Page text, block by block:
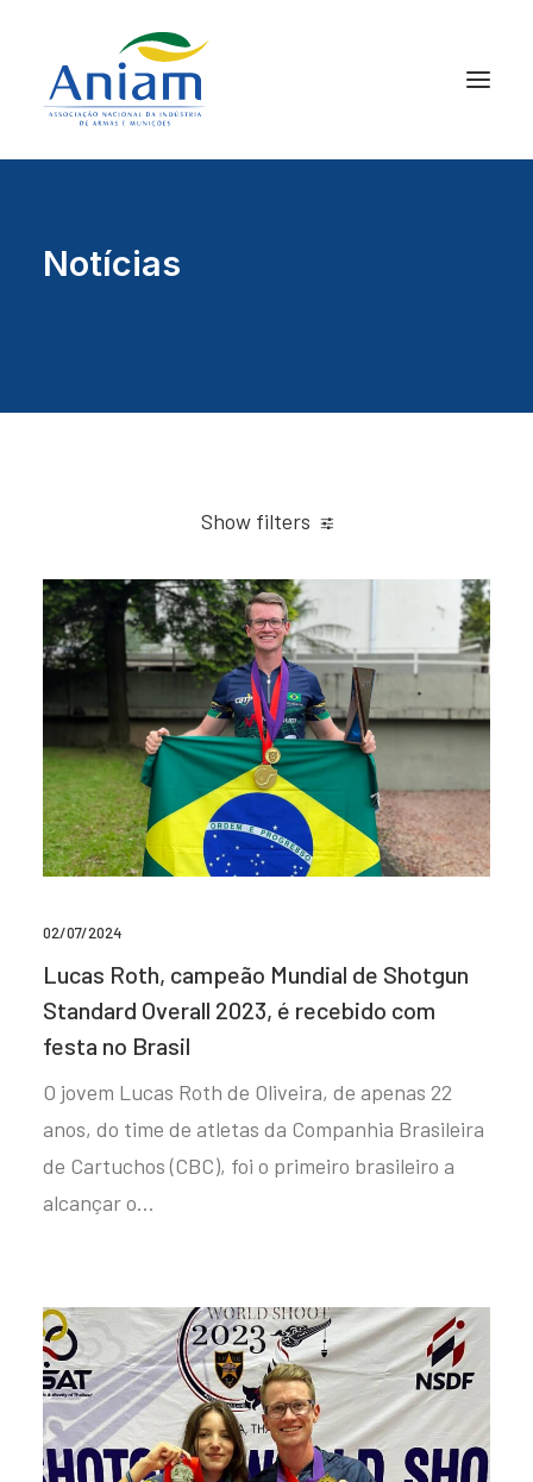
Notícias
Show filters
02/07/2024
Lucas Roth, campeão Mundial de Shotgun
Standard Overall 2023, é recebido com
festa no Brasil
O jovem Lucas Roth de Oliveira, de apenas 22
anos, do time de atletas da Companhia Brasileira
de Cartuchos (CBC), foi o primeiro brasileiro a
alcançar o…